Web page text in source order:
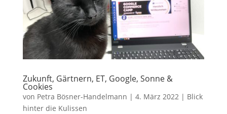
Zukunft, Gärtnern, ET, Google, Sonne &
Cookies
von Petra Bösner-Handelmann | 4. März 2022| Blick
hinter die Kulissen